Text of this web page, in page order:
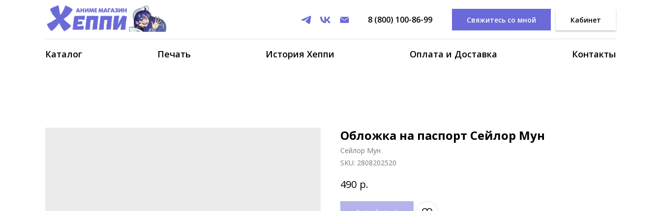
8 (800) 100-86-99 Свяжитесь со мной Кабинет
Каталог Печать История Хеппи Оплата и Доставка Контакты
Обложка на паспорт Сейлор Мун
Сейлор Мун
SKU: 2808202520
490 р.